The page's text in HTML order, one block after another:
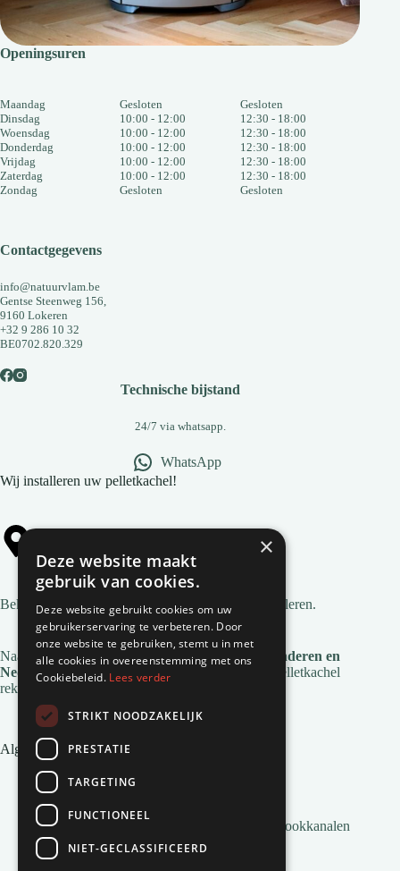
Openingsuren
Maandag
Dinsdag
Woensdag
Donderdag
Vrijdag
Zaterdag
Zondag
Gesloten
10:00 - 12:00
10:00 - 12:00
10:00 - 12:00
10:00 - 12:00
10:00 - 12:00
Gesloten
Gesloten
12:30 - 18:00
12:30 - 18:00
12:30 - 18:00
12:30 - 18:00
12:30 - 18:00
Gesloten
Contactgegevens
info@natuurvlam.be
Gentse Steenweg 156,
9160 Lokeren
+32 9 286 10 32
BE0702.820.329
Technische bijstand
24/7 via whatsapp.
WhatsApp
Wij installeren uw pelletkachel!
Alle gemeentes
Bekijkalle gemeentes waar wij pelletkachels installeren.
Naast deze regio's zijn we ook actief inheel Vlaanderen en
Nederland . Voor de installatie en service van je pelletkachel
reken je op Natuurvlam!
Algemene links
Pelletkachel zonder afvoer
Inbouw pelletkachels
Installatie en montage
Alles wat je moet weten over Pelletkachel Rookkanalen
Pellets bestellen
Veelgestelde vragen
×
Deze website maakt
gebruik van cookies.
Deze website gebruikt cookies om uw
gebruikerservaring te verbeteren. Door
onze website te gebruiken, stemt u in met
alle cookies in overeenstemming met ons
Cookiebeleid. Lees verder
STRIKT NOODZAKELIJK
PRESTATIE
TARGETING
FUNCTIONEEL
NIET-GECLASSIFICEERD